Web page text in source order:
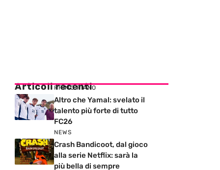
Articoli recenti
PRIMO PIANO
Altro che Yamal: svelato il
talento più forte di tutto
FC26
NEWS
Crash Bandicoot, dal gioco
alla serie Netflix: sarà la
più bella di sempre